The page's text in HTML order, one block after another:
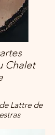
Chalet
Lattre de